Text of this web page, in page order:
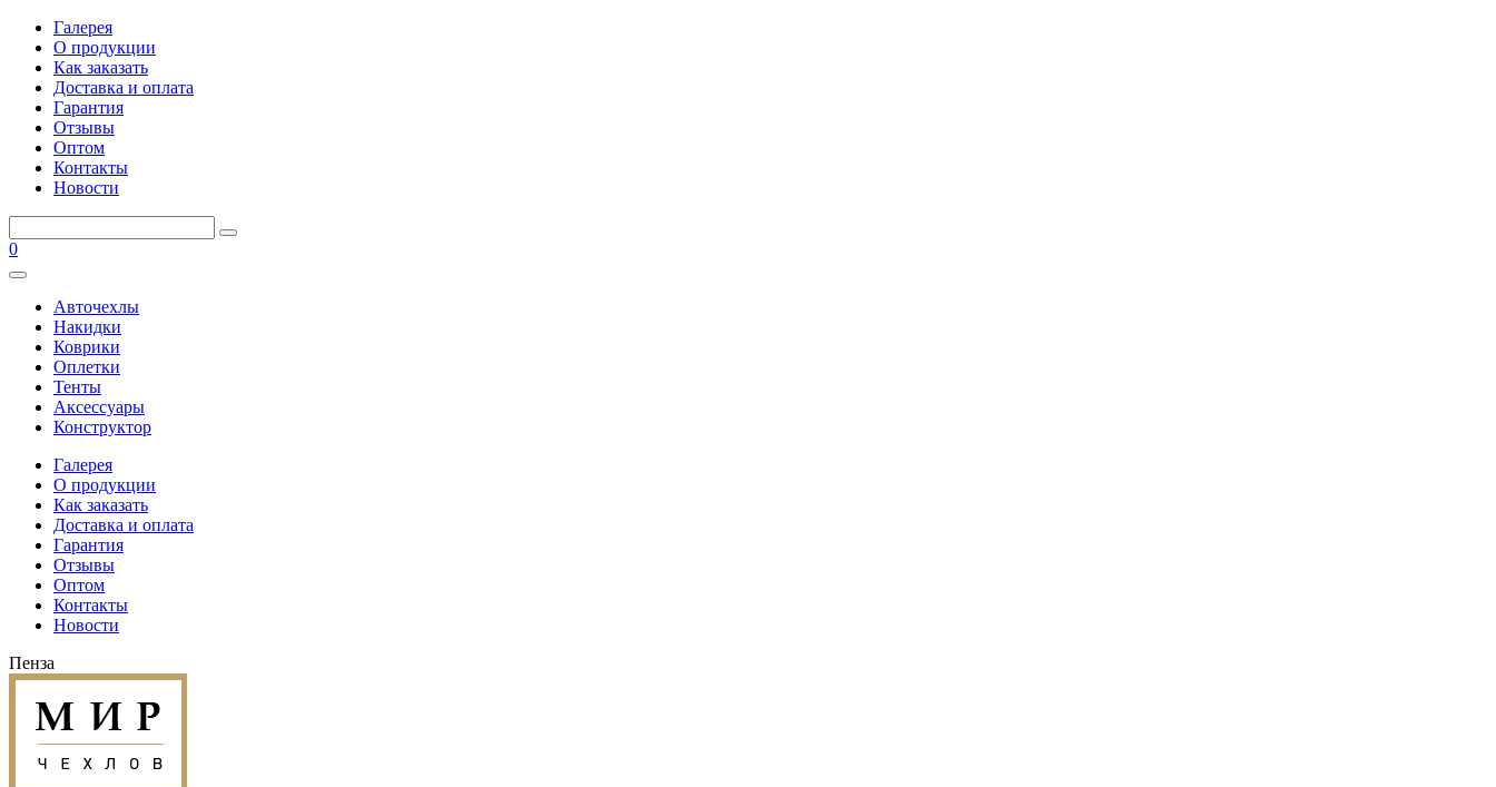
Галерея
О продукции
Как заказать
Доставка и оплата
Гарантия
Отзывы
Оптом
Контакты
Новости
0
Авточехлы
Накидки
Коврики
Оплетки
Тенты
Аксессуары
Конструктор
Галерея
О продукции
Как заказать
Доставка и оплата
Гарантия
Отзывы
Оптом
Контакты
Новости
Пенза